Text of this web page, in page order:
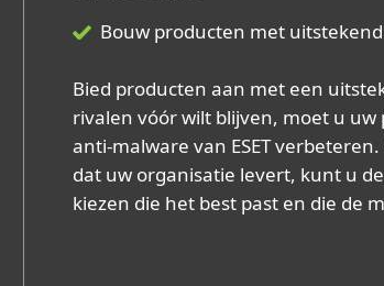
Bouw producten met
Bied producten aan met een
rivalen vóór wilt blijven, moet u
anti-malware van ESET
dat uw organisatie levert, kunt u
kiezen die het best past en die de